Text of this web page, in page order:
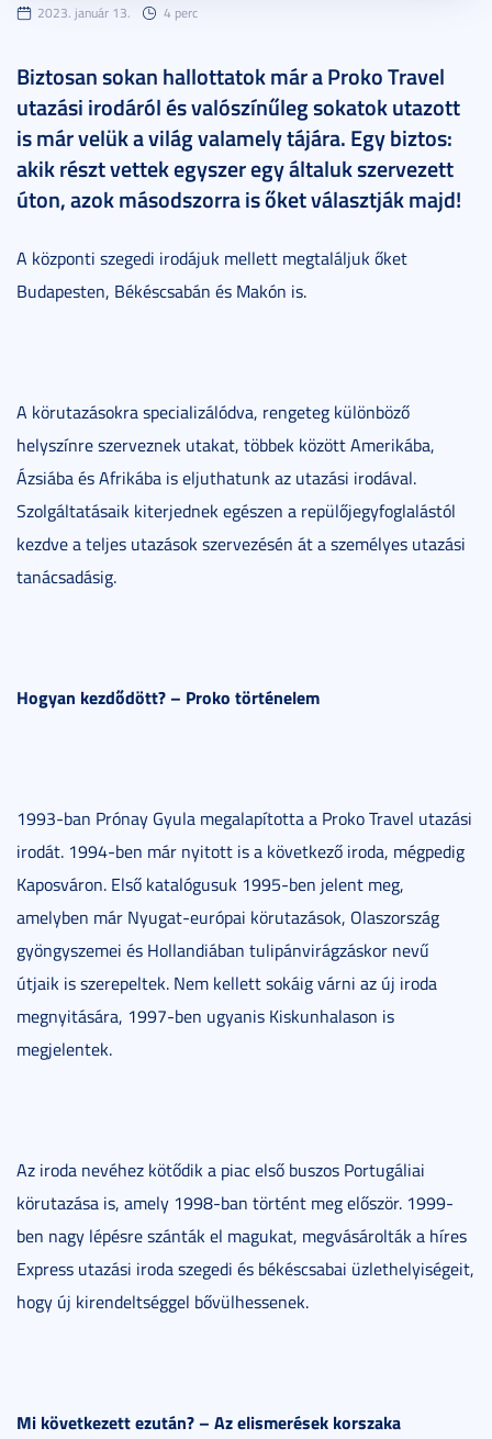
2023. január 13. 4 perc
Biztosan sokan hallottatok már a Proko Travel
utazási irodáról és valószínűleg sokatok utazott
is már velük a világ valamely tájára. Egy biztos:
akik részt vettek egyszer egy általuk szervezett
úton, azok másodszorra is őket választják majd!
A központi szegedi irodájuk mellett megtaláljuk őket
Budapesten, Békéscsabán és Makón is.
A körutazásokra specializálódva, rengeteg különböző
helyszínre szerveznek utakat, többek között Amerikába,
Ázsiába és Afrikába is eljuthatunk az utazási irodával.
Szolgáltatásaik kiterjednek egészen a repülőjegyfoglalástól
kezdve a teljes utazások szervezésén át a személyes utazási
tanácsadásig.
Hogyan kezdődött? – Proko történelem
1993-ban Prónay Gyula megalapította a Proko Travel utazási
irodát. 1994-ben már nyitott is a következő iroda, mégpedig
Kaposváron. Első katalógusuk 1995-ben jelent meg,
amelyben már Nyugat-európai körutazások, Olaszország
gyöngyszemei és Hollandiában tulipánvirágzáskor nevű
útjaik is szerepeltek. Nem kellett sokáig várni az új iroda
megnyitására, 1997-ben ugyanis Kiskunhalason is
megjelentek.
Az iroda nevéhez kötődik a piac első buszos Portugáliai
körutazása is, amely 1998-ban történt meg először. 1999-
ben nagy lépésre szánták el magukat, megvásárolták a híres
Express utazási iroda szegedi és békéscsabai üzlethelyiségeit,
hogy új kirendeltséggel bővülhessenek.
Mi következett ezután? – Az elismerések korszaka